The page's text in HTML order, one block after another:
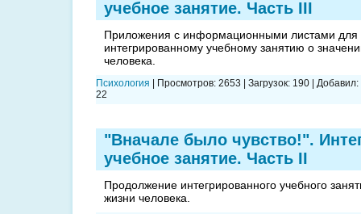
учебное занятие. Часть III
Приложения с информационными листами для
интегрированному учебному занятию о
человека.
Психология Просмотров: 2653 Загрузок: 190
Добавил:
22
"Вначале было чувство!".
учебное занятие. Часть II
Продолжение интегрированного учебного
жизни человека.